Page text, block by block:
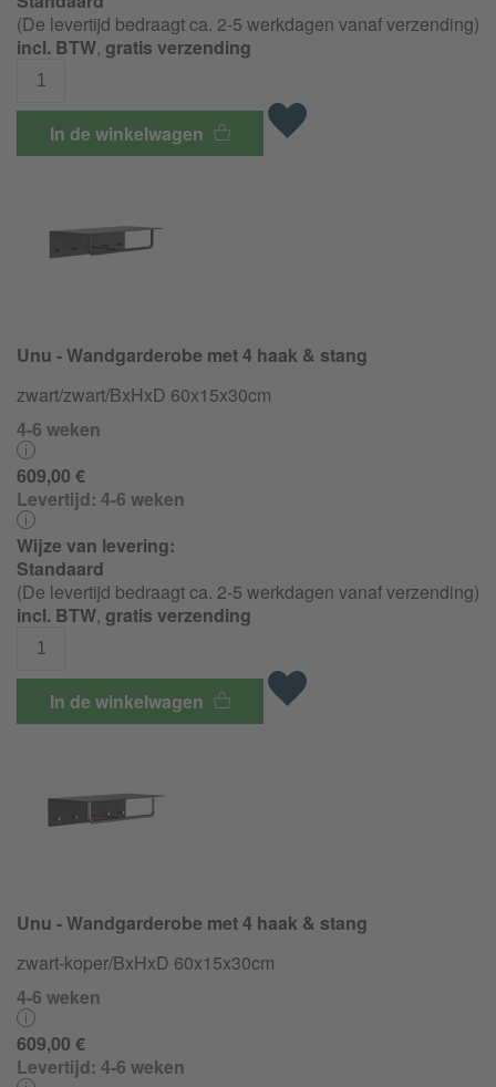
(De levertijd bedraagt ca. 2-5 werkdagen vanaf verzending)
incl. BTW, gratis verzending
In de winkelwagen
Unu - Wandgarderobe met 4 haak & stang
zwart/zwart/BxHxD 60x15x30cm
4-6 weken
609,00 €
Levertijd: 4-6 weken
Wijze van levering:
Standaard
(De levertijd bedraagt ca. 2-5 werkdagen vanaf verzending)
incl. BTW, gratis verzending
In de winkelwagen
Unu - Wandgarderobe met 4 haak & stang
zwart-koper/BxHxD 60x15x30cm
4-6 weken
609,00 €
Levertijd: 4-6 weken